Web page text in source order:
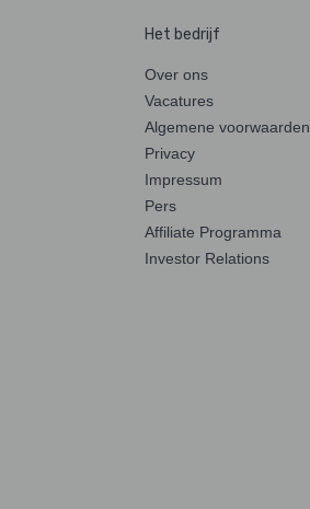
Het bedrijf
Over ons
Vacatures
Algemene voorwaarden
Privacy
Impressum
Pers
Affiliate Programma
Investor Relations